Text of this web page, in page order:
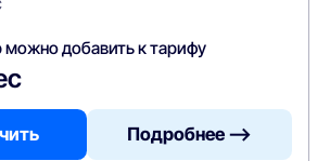
можно добавить к тарифу
Подробнее —>